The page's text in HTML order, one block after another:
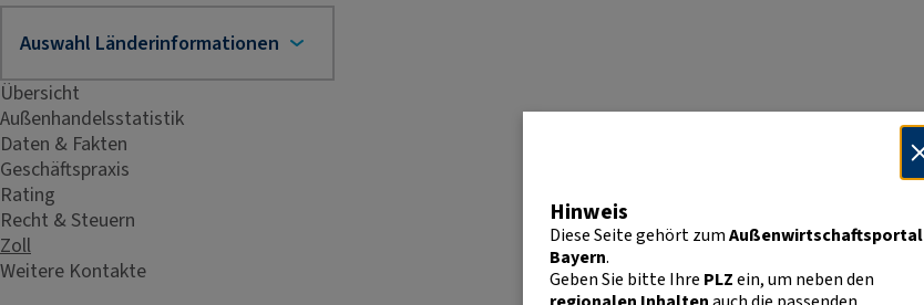
Übersicht
Außenhandelsstatistik
Daten & Fakten
Geschäftspraxis
Rating
Recht & Steuern
Zoll
Weitere Kontakte
Hinweis
Diese Seite gehört zumAußenwirtschaftsportal
Bayern.
Geben Sie bitte Ihre PLZein, um neben den